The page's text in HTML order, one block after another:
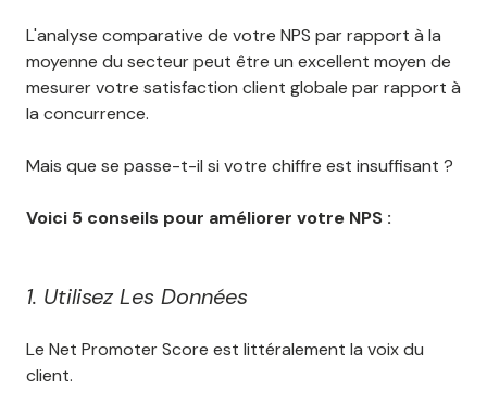
L'analyse comparative de votre NPS par rapport à la
moyenne du secteur peut être un excellent moyen de
mesurer votre satisfaction client globale par rapport à
la concurrence.
Mais que se passe-t-il si votre chiffre est insuffisant ?
Voici 5 conseils pour améliorer votre NPS :
1. Utilisez Les Données
Le Net Promoter Score est littéralement la voix du
client.